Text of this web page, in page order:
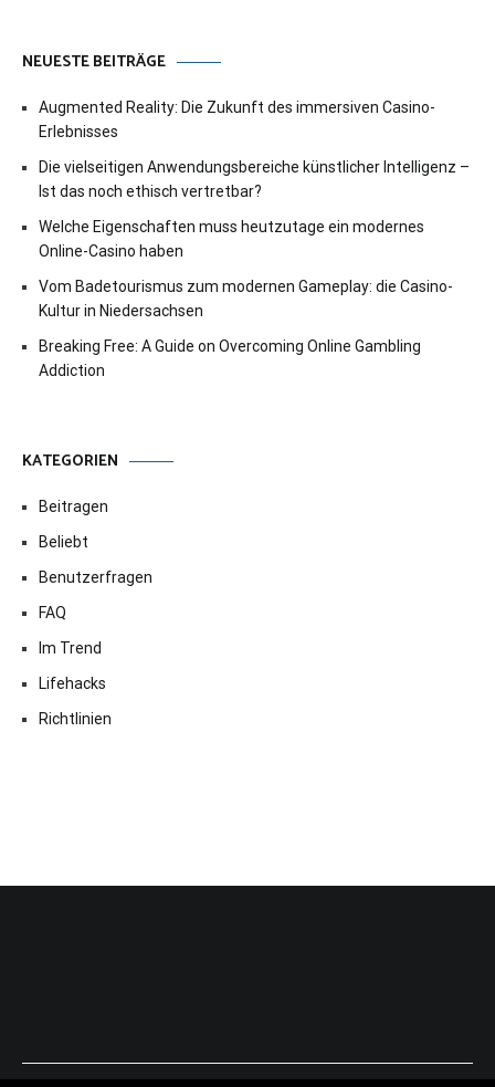
NEUESTE BEITRÄGE
Augmented Reality: Die Zukunft des immersiven Casino-
Erlebnisses
Die vielseitigen Anwendungsbereiche künstlicher Intelligenz –
Ist das noch ethisch vertretbar?
Welche Eigenschaften muss heutzutage ein modernes
Online-Casino haben
Vom Badetourismus zum modernen Gameplay: die Casino-
Kultur in Niedersachsen
Breaking Free: A Guide on Overcoming Online Gambling
Addiction
KATEGORIEN
Beitragen
Beliebt
Benutzerfragen
FAQ
Im Trend
Lifehacks
Richtlinien